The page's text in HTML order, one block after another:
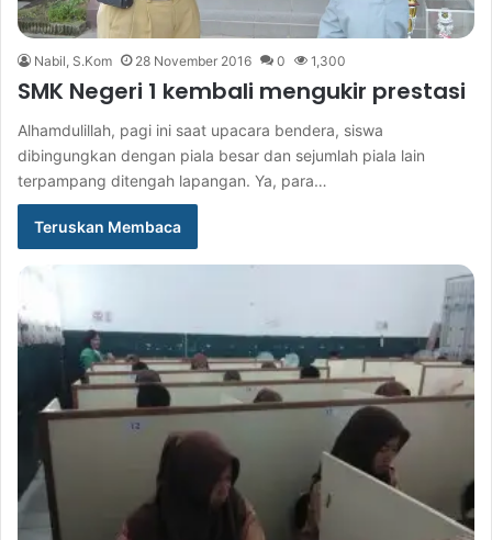
Nabil, S.Kom 28 November 2016 0 1,300
SMK Negeri 1 kembali mengukir prestasi
Alhamdulillah, pagi ini saat upacara bendera, siswa
dibingungkan dengan piala besar dan sejumlah piala lain
terpampang ditengah lapangan. Ya, para…
Teruskan Membaca